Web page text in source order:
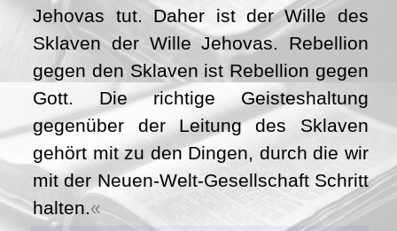
Jehovas tut. Daher ist der Wille des
Sklaven der Wille Jehovas. Rebellion
gegen den Sklaven ist Rebellion gegen
Gott. Die richtige Geisteshaltung
gegenüber der Leitung des Sklaven
gehört mit zu den Dingen, durch die wir
mit der Neuen-Welt-Gesellschaft Schritt
halten.